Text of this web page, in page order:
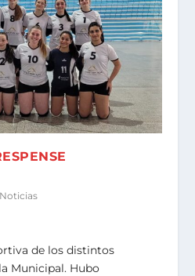
Noticias
de los distintos
Municipal. Hubo